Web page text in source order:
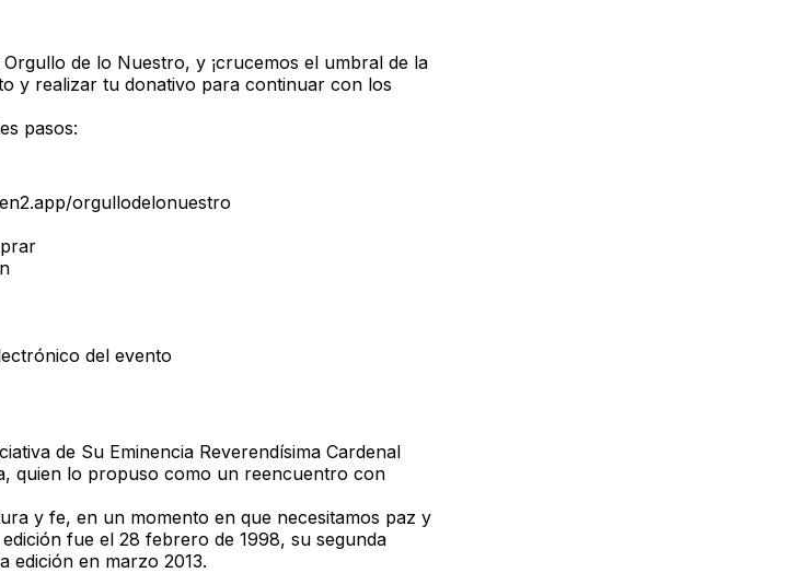
de lo Nuestro, y ¡crucemos el umbral de la
y realizar tu donativo para continuar con los
pasos:
orgullodelonuestro
del evento
de Su Eminencia Reverendísima Cardenal
quien lo propuso como un reencuentro con
y fe, en un momento en que necesitamos paz y
fue el 28 febrero de 1998, su segunda
edición en marzo 2013.